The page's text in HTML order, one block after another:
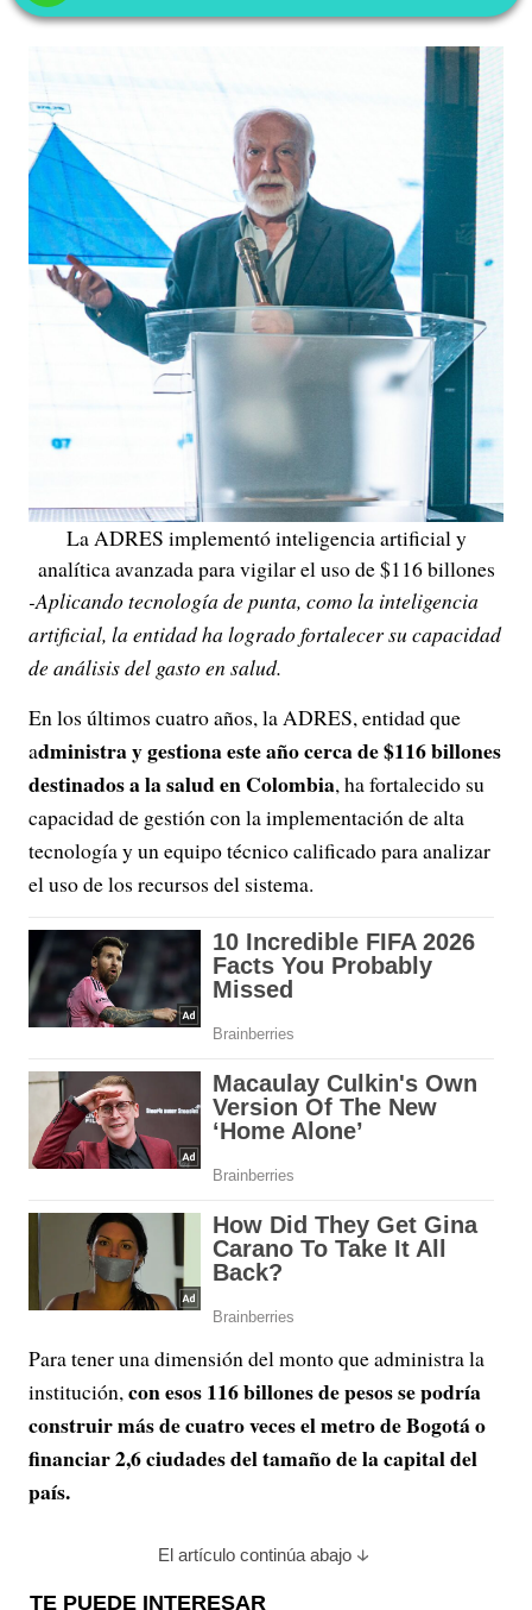
La ADRES implementó inteligencia artificial y
analítica avanzada para vigilar el uso de $116 billones
-Aplicando tecnología de punta, como la inteligencia
artificial, la entidad ha logrado fortalecer su capacidad
de análisis del gasto en salud.
En los últimos cuatro años, la ADRES, entidad que
administra y gestiona este año cerca de $116 billones
destinados a la salud en Colombia, ha fortalecido su
capacidad de gestión con la implementación de alta
tecnología y un equipo técnico calificado para analizar
el uso de los recursos del sistema.
Para tener una dimensión del monto que administra la
institución,con esos 116 billones de pesos se podría
construir más de cuatro veces el metro de Bogotá o
financiar 2,6 ciudades del tamaño de la capital del
país.
El artículo continúa abajo
TE PUEDE INTERESAR